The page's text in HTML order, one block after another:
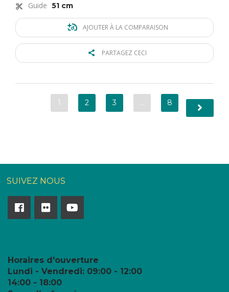
Guide 51 cm
AJOUTER À LA COMPARAISON
PARTAGEZ CECI
1 2 3 … 8
SUIVEZ NOUS
Horaires d'ouverture
Lundi - Vendredi: 09:00 - 12:00
14:00 - 18:00